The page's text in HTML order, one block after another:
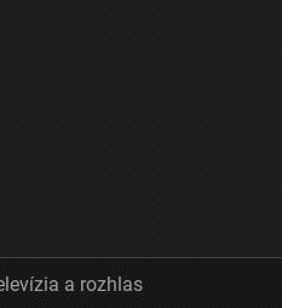
a rozhlas